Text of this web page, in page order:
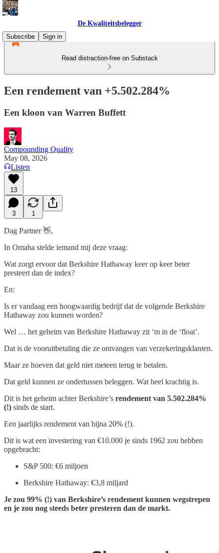
De Kwaliteitsbelegger
Subscribe
Sign in
Read distraction-free on Substack
Een rendement van +5.502.284%
Een kloon van Warren Buffett
Compounding Quality
May 08, 2026
Listen
13
3 1
Dag Partner 👋,
In Omaha stelde iemand mij deze vraag:
Wat zorgt ervoor dat Berkshire Hathaway keer op keer beter
presteert dan de index?
En:
Is er vandaag een hoogwaardig bedrijf dat de volgende Berkshire
Hathaway zou kunnen worden?
Wel … het geheim van Berkshire Hathaway zit ‘m in de ‘float’.
Dat is de vooruitbetaling die ze ontvangen van verzekeringsklanten.
Maar ze hoeven dat geld niet meteen terug te betalen.
Dat geld kunnen ze ondertussen beleggen. Wat heel krachtig is.
Dit is het geheim achter Berkshire’s rendement van 5.502.284%
(!) sinds de start.
Een jaarlijks rendement van bijna 20% (!).
Dit is wat een investering van €10.000 je sinds 1962 zou hebben
opgebracht:
S&P 500: €6 miljoen
Berkshire Hathaway: €3,8 miljard
Je zou 99% (!) van Berkshire’s rendement kunnen wegstrepen
en je zou nog steeds beter presteren dan de markt.